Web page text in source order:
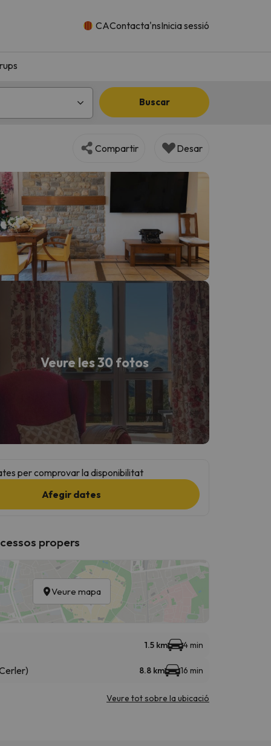
CAContacta'nsInicia sessió
Buscar
Compartir Desar
Veure les 30 fotos
per comprovar la disponibilitat
Afegir dates
propers
Veure mapa
1.5 km 4 min
8.8 km 16 min
Veure tot sobre la ubicació